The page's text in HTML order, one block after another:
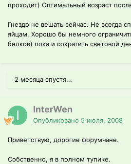
проходит) Оптимальный возраст
Гнездо не вешать сейчас. Не всегда
яйцам. Хорошо бы немного
белков) пока и сократить световой
2 месяца спустя...
InterWen
Опубликовано 5 июля, 2008
Приветствую, дорогие форумчане.
Собственно, я в полном тупике.